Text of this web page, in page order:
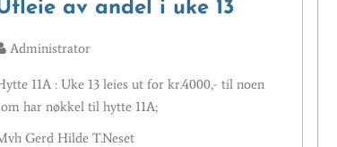
av andel i uke 13
Administrator
11A : Uke 13 leies ut for kr.4000,- til noen
har nøkkel til hytte 11A;
Gerd Hilde T.Neset